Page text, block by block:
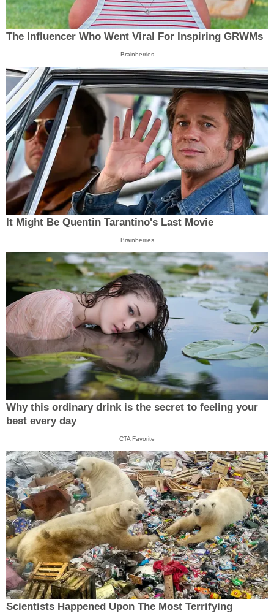
The Influencer Who Went Viral For Inspiring GRWMs
Brainberries
It Might Be Quentin Tarantino's Last Movie
Brainberries
Why this ordinary drink is the secret to feeling your
best every day
CTA Favorite
Scientists Happened Upon The Most Terrifying